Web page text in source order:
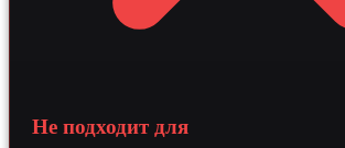
Не подходит для